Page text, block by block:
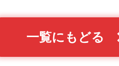
一覧にもどる